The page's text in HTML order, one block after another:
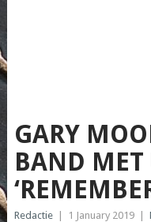
GARY
BAND MET
Redactie 1 January 2019